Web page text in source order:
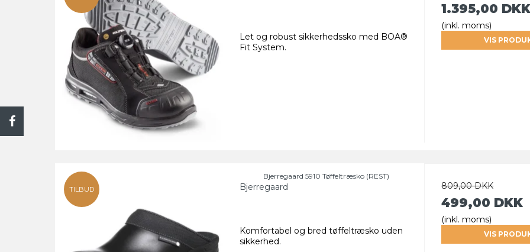
Let og robust sikkerhedssko med BOA®
Fit System.
1.395,00
(inkl. moms)
VIS
TILBUD
Bjerregaard 5910 Tøffeltræsko (REST)
Bjerregaard
Komfortabel og bred tøffeltræsko uden
sikkerhed.
809,00 DKK
499,00 DKK
(inkl. moms)
VIS